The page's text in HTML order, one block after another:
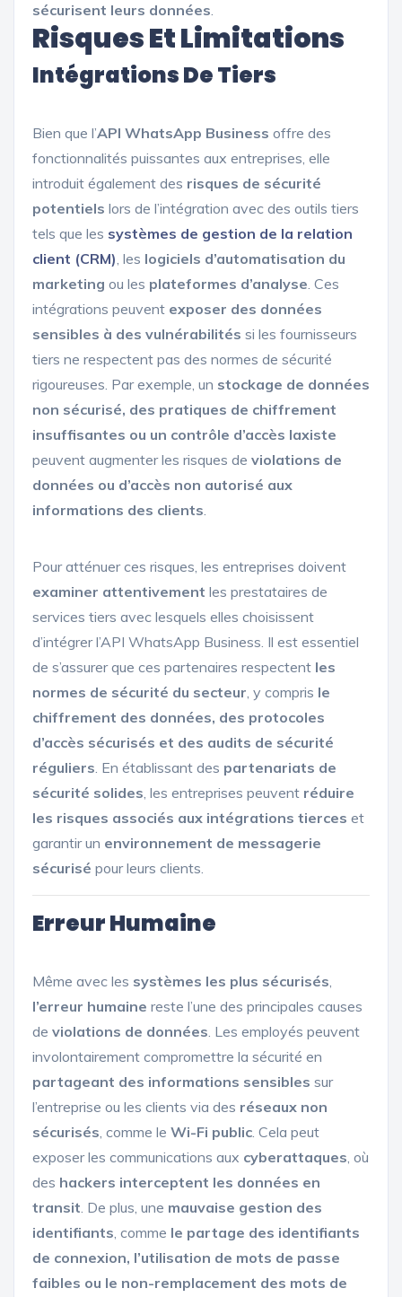
sécurisent leurs données.
Risques Et Limitations
Intégrations De Tiers
Bien que l’API WhatsApp Business offre des
fonctionnalités puissantes aux entreprises, elle
introduit également des risques de sécurité
potentiels lors de l’intégration avec des outils tiers
tels que les systèmes de gestion de la relation
client (CRM), les logiciels d’automatisation du
marketing ou les plateformes d’analyse. Ces
intégrations peuvent exposer des données
sensibles à des vulnérabilités si les fournisseurs
tiers ne respectent pas des normes de sécurité
rigoureuses. Par exemple, un stockage de données
non sécurisé, des pratiques de chiffrement
insuffisantes ou un contrôle d’accès laxiste
peuvent augmenter les risques de violations de
données ou d’accès non autorisé aux
informations des clients.
Pour atténuer ces risques, les entreprises doivent
examiner attentivement les prestataires de
services tiers avec lesquels elles choisissent
d’intégrer l’API WhatsApp Business. Il est essentiel
de s’assurer que ces partenaires respectent les
normes de sécurité du secteur, y compris le
chiffrement des données, des protocoles
d’accès sécurisés et des audits de sécurité
réguliers. En établissant des partenariats de
sécurité solides, les entreprises peuvent réduire
les risques associés aux intégrations tierces et
garantir un environnement de messagerie
sécurisé pour leurs clients.
Erreur Humaine
Même avec les systèmes les plus sécurisés,
l’erreur humaine reste l’une des principales causes
de violations de données. Les employés peuvent
involontairement compromettre la sécurité en
partageant des informations sensibles sur
l’entreprise ou les clients via des réseaux non
sécurisés, comme le Wi-Fi public. Cela peut
exposer les communications aux cyberattaques, où
des hackers interceptent les données en
transit. De plus, une mauvaise gestion des
identifiants, comme le partage des identifiants
de connexion, l’utilisation de mots de passe
faibles ou le non-remplacement des mots de